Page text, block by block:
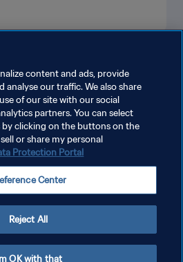
vorbehalten.
content and ads, provide
analyse our traffic. We also share
of our site with our social
partners. You can select
clicking on the buttons on the
or share my personal
Protection Portal
Center
Reject All
OK with that